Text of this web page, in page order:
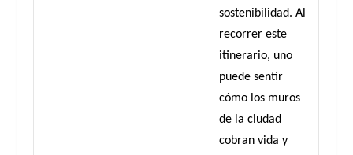
sostenibilidad. Al
recorrer este
itinerario, uno
puede sentir
cómo los muros
de la ciudad
cobran vida y